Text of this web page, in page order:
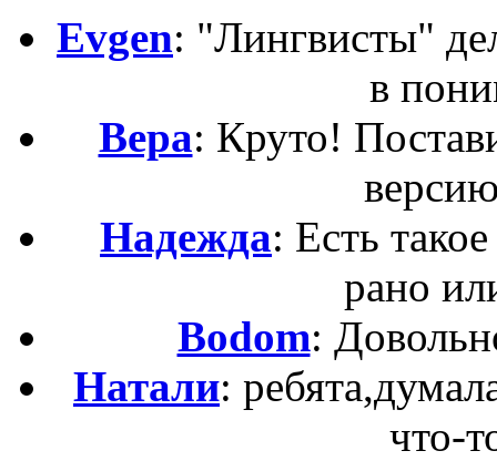
Evgen: "Лингвисты"
в
Вера: Круто!
Надежда: Есть
рано
Bodom:
Натали:
что-